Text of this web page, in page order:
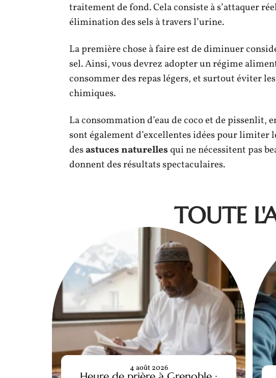
traitement de fond. Cela consiste à s’attaquer
élimination des sels à travers l’urine.
La première chose à faire est de diminuer
sel. Ainsi, vous devrez adopter un régime
consommer des repas légers, et surtout éviter
chimiques.
La consommation d’eau de coco et de pissenlit,
sont également d’excellentes idées pour limiter
desastuces naturellesqui ne nécessitent pas
donnent des résultats spectaculaires.
TOUTE
4 août 2026